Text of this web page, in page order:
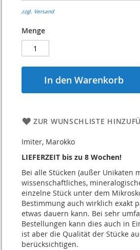
zzgl. Versand
Menge
In den Warenkorb
ZUR WUNSCHLISTE
Imiter, Marokko
LIEFERZEIT bis zu 8 Wochen!
Bei alle Stücken (außer Unikaten
wissenschaftliches,
einzelne Stück unter dem
Bestimmung auch wirklich exakt
etwas dauern kann. Bei sehr
Bestellungen kann dies auch in
ist aber die Qualität der Stücke
berücksichtigen.